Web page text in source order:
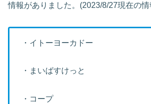
情報がありました。(2023/8/27現在の
・イトーヨーカドー
・まいばすけっと
・コープ